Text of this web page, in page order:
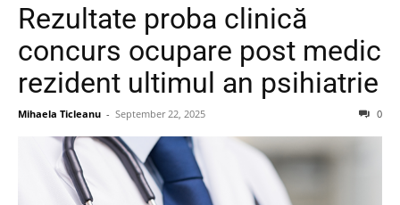
Rezultate proba clinică
concurs ocupare post medic
rezident ultimul an psihiatrie
Mihaela Ticleanu - September 22, 2025 0